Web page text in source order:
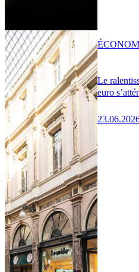
Le
euro